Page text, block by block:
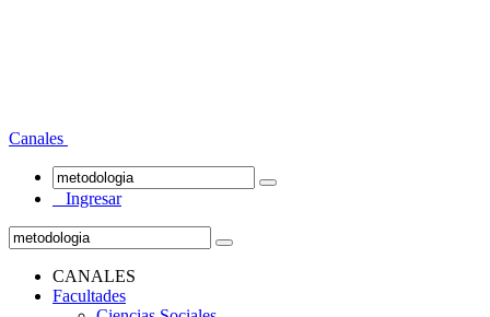
Canales
Ingresar
CANALES
Facultades